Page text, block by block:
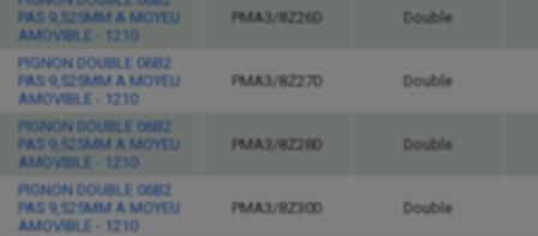
PAS 9,525MM A MOYEU
AMOVIBLE - 1210
PMA3/8Z26D Double
PIGNON DOUBLE 06B2
PAS 9,525MM A MOYEU
AMOVIBLE - 1210
PMA3/8Z27D Double
PIGNON DOUBLE 06B2
PAS 9,525MM A MOYEU
AMOVIBLE - 1210
PMA3/8Z28D Double
PIGNON DOUBLE 06B2
PAS 9,525MM A MOYEU
AMOVIBLE - 1210
PMA3/8Z30D Double